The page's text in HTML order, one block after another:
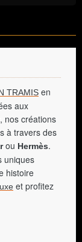
TRAMIS en
aux
nos créations
à travers des
ou Hermès.
uniques
histoire
et profitez